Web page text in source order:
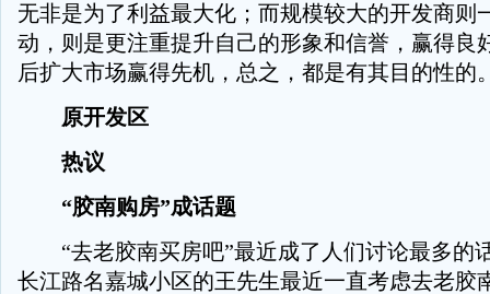
无非是为了利益最大化；而规模较大的开发商则
动，则是更注重提升自己的形象和信誉，赢得良
后扩大市场赢得先机，总之，都是有其目的性的
原开发区
热议
“胶南购房”成话题
“去老胶南买房吧”最近成了人们讨论最多的
长江路名嘉城小区的王先生最近一直考虑去老胶